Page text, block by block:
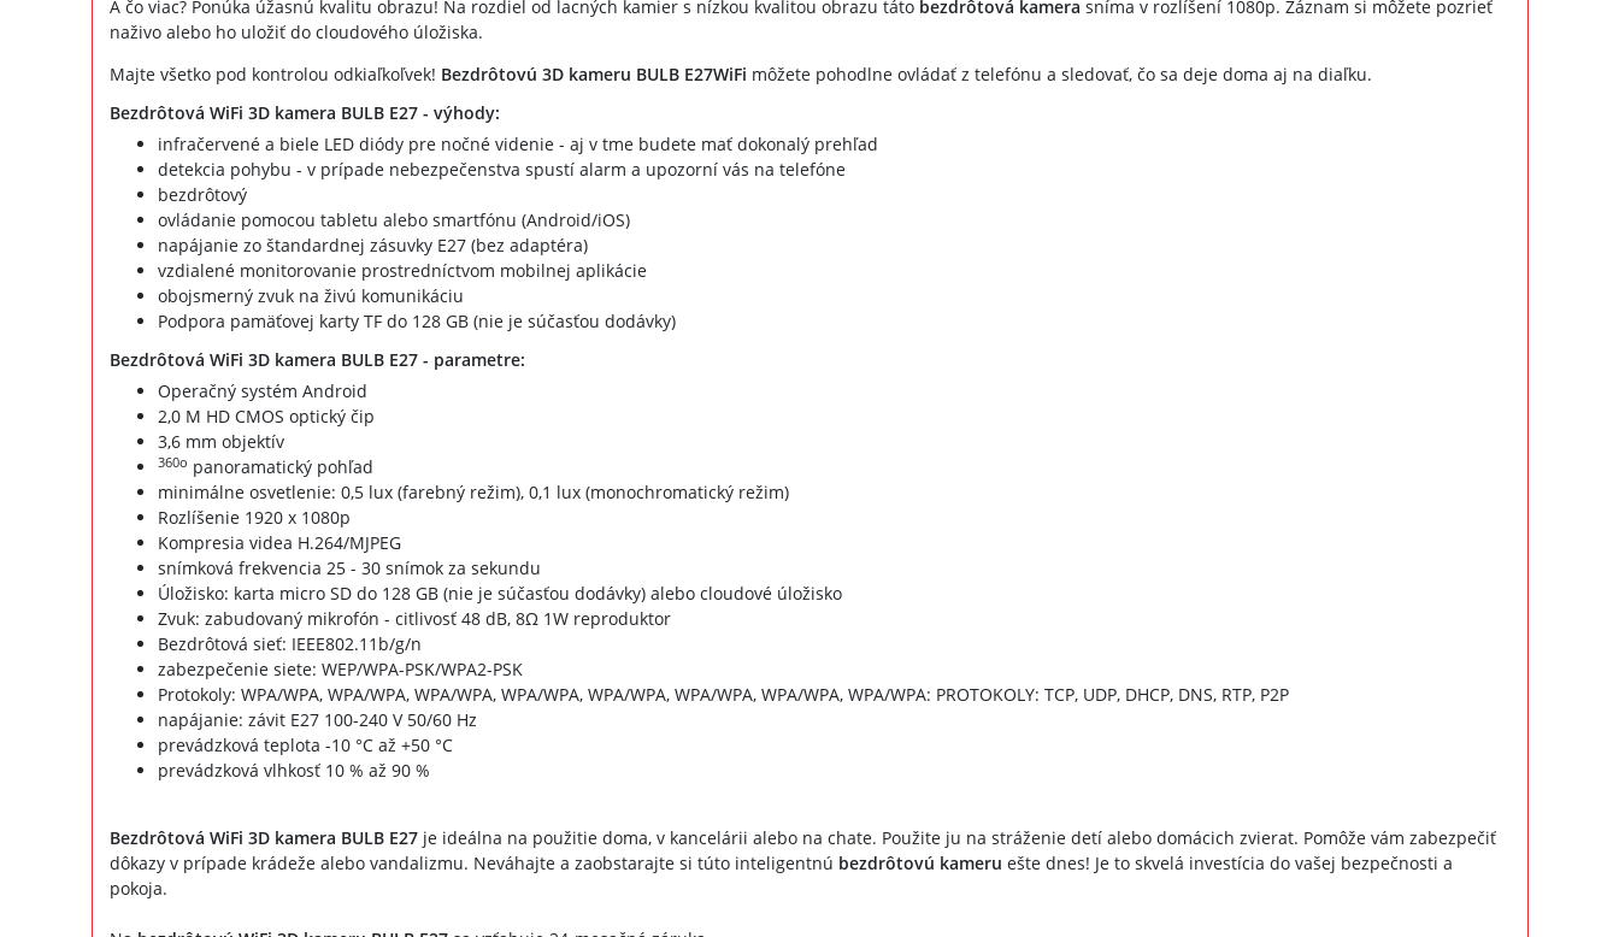
A čo viac? Ponúka úžasnú kvalitu obrazu! Na rozdiel od lacných kamier s nízkou kvalitou obrazu táto bezdrôtová kamera sníma v rozlíšení 1080p. Záznam si môžete pozrieť
naživo alebo ho uložiť do cloudového úložiska.
Majte všetko pod kontrolou odkiaľkoľvek! Bezdrôtovú 3D kameru BULB E27WiFi môžete pohodlne ovládať z telefónu a sledovať, čo sa deje doma aj na diaľku.
Bezdrôtová WiFi 3D kamera BULB E27 - výhody:
infračervené a biele LED diódy pre nočné videnie - aj v tme budete mať dokonalý prehľad
detekcia pohybu - v prípade nebezpečenstva spustí alarm a upozorní vás na telefóne
bezdrôtový
ovládanie pomocou tabletu alebo smartfónu (Android/iOS)
napájanie zo štandardnej zásuvky E27 (bez adaptéra)
vzdialené monitorovanie prostredníctvom mobilnej aplikácie
obojsmerný zvuk na živú komunikáciu
Podpora pamäťovej karty TF do 128 GB (nie je súčasťou dodávky)
Bezdrôtová WiFi 3D kamera BULB E27 - parametre:
Operačný systém Android
2,0 M HD CMOS optický čip
3,6 mm objektív
360o panoramatický pohľad
minimálne osvetlenie: 0,5 lux (farebný režim), 0,1 lux (monochromatický režim)
Rozlíšenie 1920 x 1080p
Kompresia videa H.264/MJPEG
snímková frekvencia 25 - 30 snímok za sekundu
Úložisko: karta micro SD do 128 GB (nie je súčasťou dodávky) alebo cloudové úložisko
Zvuk: zabudovaný mikrofón - citlivosť 48 dB, 8Ω 1W reproduktor
Bezdrôtová sieť: IEEE802.11b/g/n
zabezpečenie siete: WEP/WPA-PSK/WPA2-PSK
Protokoly: WPA/WPA, WPA/WPA, WPA/WPA, WPA/WPA, WPA/WPA, WPA/WPA, WPA/WPA, WPA/WPA: PROTOKOLY: TCP, UDP, DHCP, DNS, RTP, P2P
napájanie: závit E27 100-240 V 50/60 Hz
prevádzková teplota -10 °C až +50 °C
prevádzková vlhkosť 10 % až 90 %
Bezdrôtová WiFi 3D kamera BULB E27je ideálna na použitie doma, v kancelárii alebo na chate. Použite ju na stráženie detí alebo domácich zvierat. Pomôže vám zabezpečiť
dôkazy v prípade krádeže alebo vandalizmu. Neváhajte a zaobstarajte si túto inteligentnú bezdrôtovú kameru ešte dnes! Je to skvelá investícia do vašej bezpečnosti a
pokoja.